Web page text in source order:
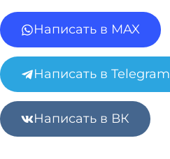
Написать в MAX
Написать в Telegram
Написать в ВК